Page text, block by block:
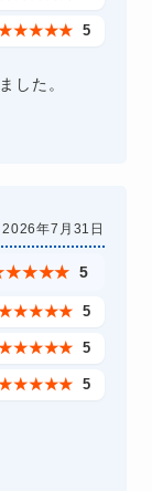
★★★★ 5
した。
2026年7月31日
★★★★ 5
★★★★ 5
★★★★ 5
★★★★ 5